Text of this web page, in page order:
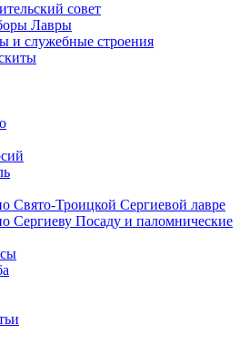
совет
Лавры
и служебные строения
Свято-Троицкой Сергиевой лавре
Сергиеву Посаду и паломнические